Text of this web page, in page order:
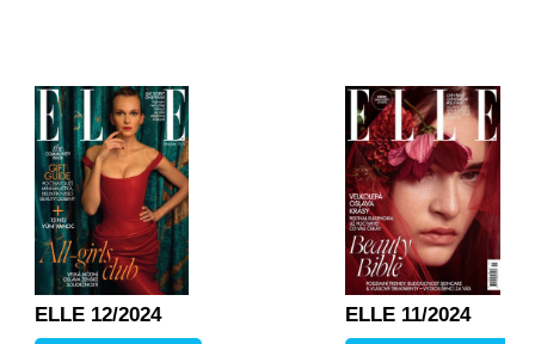
ELLE 12/2024 ELLE 11/2024